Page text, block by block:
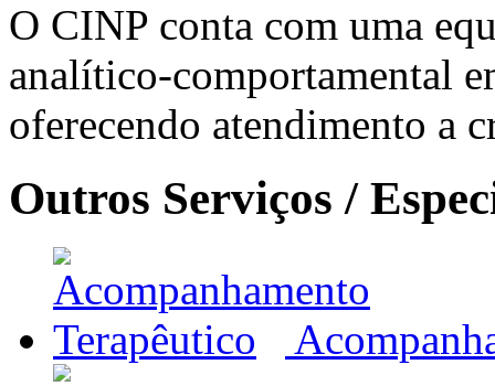
O CINP conta com uma
analítico-comportamental
oferecendo atendimento a
Outros Serviços /